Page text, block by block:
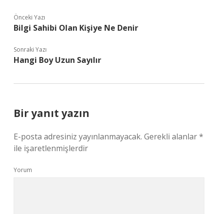
Önceki Yazı
Bilgi Sahibi Olan Kişiye Ne Denir
Sonraki Yazı
Hangi Boy Uzun Sayılır
Bir yanıt yazın
E-posta adresiniz yayınlanmayacak. Gerekli alanlar*
ile işaretlenmişlerdir
Yorum